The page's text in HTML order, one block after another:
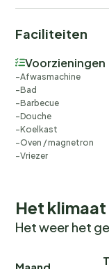
Faciliteiten
Voorzieningen
Afwasmachine
Bad
Barbecue
Douche
Koelkast
Oven / magnetron
Vriezer
Het
Het weer het